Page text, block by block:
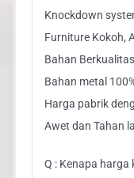
Knockdown
Furniture Kokoh,
Bahan Berkualitas
Bahan metal
Harga pabrik
Awet dan Tahan
Q : Kenapa harga